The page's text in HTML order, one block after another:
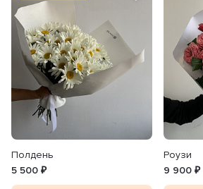
Полдень
5 500 ₽
Роузи
9 900 ₽